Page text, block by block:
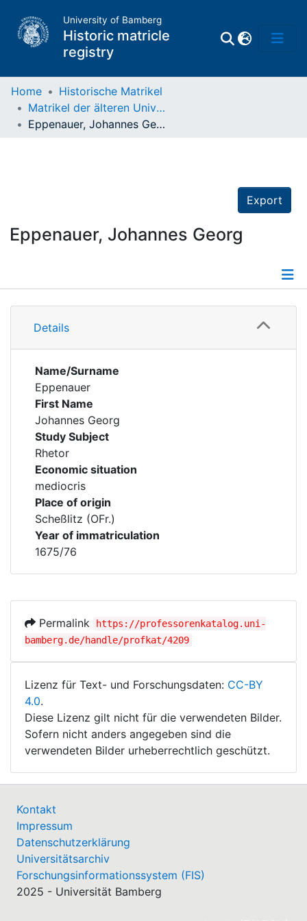
University of Bamberg
Historic matricle
registry
Matrikel
Home
Historische Matrikel
Matrikel der älteren Universität
Eppenauer, Johannes Georg
Export
Eppenauer, Johannes Georg
Details
Details
Name/Surname
Eppenauer
First Name
Johannes Georg
Study Subject
Rhetor
Economic situation
mediocris
Place of origin
Scheßlitz (OFr.)
Year of immatriculation
1675/76
Permalink
https://professorenkatalog.uni-
bamberg.de/handle/profkat/4209
Lizenz für Text- und Forschungsdaten: CC-BY
4.0.
Diese Lizenz gilt nicht für die verwendeten Bilder.
Sofern nicht anders angegeben sind die
verwendeten Bilder urheberrechtlich geschützt.
Kontakt
Impressum
Datenschutzerklärung
Universitätsarchiv
Forschungsinformationssystem (FIS)
2025 - Universität Bamberg